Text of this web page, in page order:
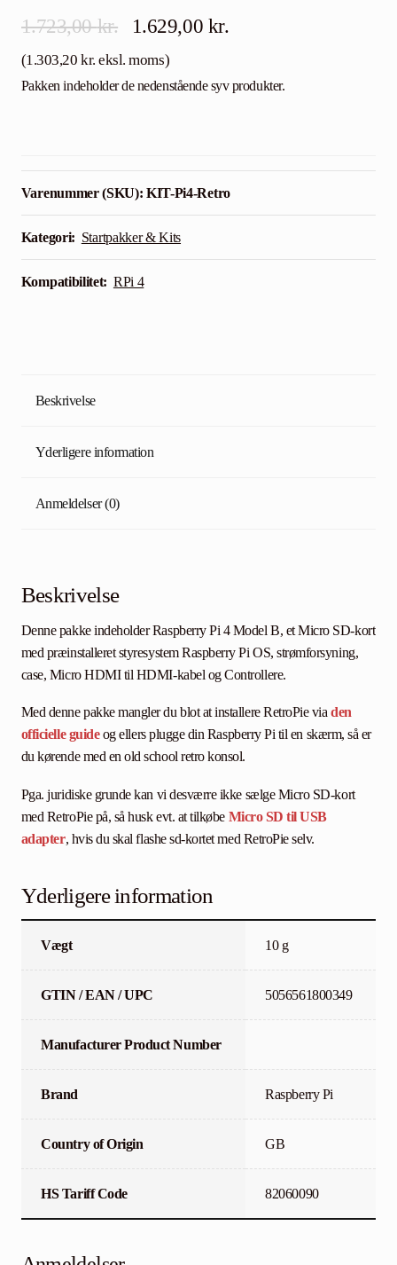
1.723,00kr.
Den
oprindelige
pris
1.629,00 kr.
pris
(1.303,20kr. eksl. moms)
Pakken indeholder de nedenstående syv produkter.
Varenummer (SKU):KIT-Pi4-Retro
Kategori: Startpakker & Kits
Kompatibilitet: RPi 4
Beskrivelse
Yderligere information
Anmeldelser (0)
Beskrivelse
Denne pakke indeholder Raspberry Pi 4 Model B, et Micro SD-kort
med præinstalleret styresystem Raspberry Pi OS, strømforsyning,
case, Micro HDMI til HDMI-kabel og Controllere.
Med denne pakke mangler du blot at installere RetroPie viaden
officielle guideog ellers plugge din Raspberry Pi til en skærm, så er
du kørende med en old school retro konsol.
Pga. juridiske grunde kan vi desværre ikke sælge Micro SD-kort
med RetroPie på, så husk evt. at tilkøbe Micro SD til USB
adapter, hvis du skal flashe sd-kortet med RetroPie selv.
Yderligere information
Vægt 10 g
GTIN / EAN / UPC 5056561800349
Manufacturer Product Number
Brand Raspberry Pi
Country of Origin GB
HS Tariff Code 82060090